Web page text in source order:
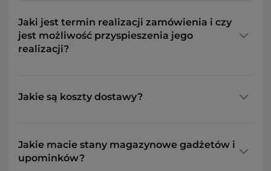
Jaki jest termin realizacji zamówienia i czy
jest możliwość przyspieszenia jego
realizacji?
Jakie są koszty dostawy?
Jakie macie stany magazynowe gadżetów i
upominków?